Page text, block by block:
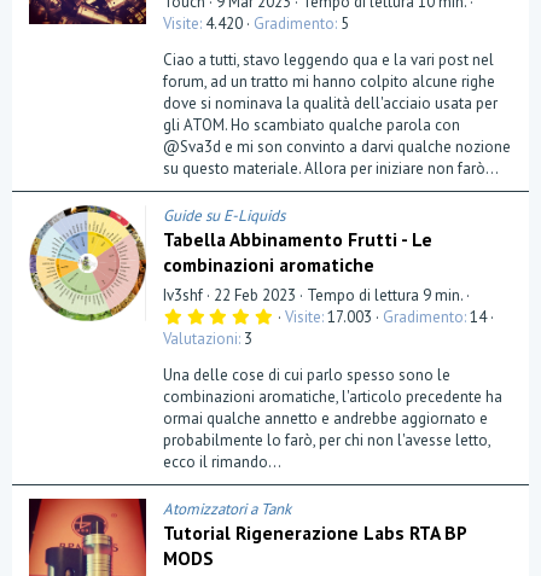
Visite 4.420 Gradimento 5
Ciao a tutti, stavo leggendo qua e la vari post nel
forum, ad un tratto mi hanno colpito alcune righe
dove si nominava la qualità dell'acciaio usata per
gli ATOM. Ho scambiato qualche parola con
@Sva3d e mi son convinto a darvi qualche nozione
su questo materiale. Allora per iniziare non farò...
Guide su E-Liquids
Tabella Abbinamento Frutti - Le
combinazioni aromatiche
Iv3shf 22 Feb 2023
Tempo di lettura 9 min.
5
s
t
l
l
(
e
)
Visite 17.003 Gradimento 14
Valutazioni 3
Una delle cose di cui parlo spesso sono le
combinazioni aromatiche, l'articolo precedente ha
ormai qualche annetto e andrebbe aggiornato e
probabilmente lo farò, per chi non l'avesse letto,
ecco il rimando...
Atomizzatori a Tank
Tutorial Rigenerazione Labs RTA BP
MODS